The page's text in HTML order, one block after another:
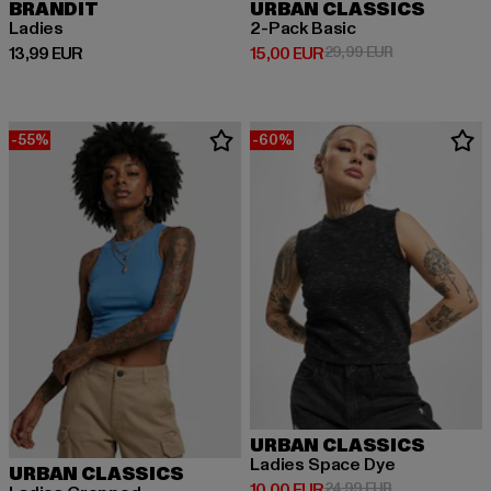
BRANDIT
Ladies
13,99 EUR
Derzeitiger Preis: 13,99 EUR
URBAN CLASSICS
2-Pack Basic
15,00 EUR
Derzeitiger Preis: 15,00 EUR
29,99 EURAktionspreis:
-55%
URBAN CLASSICS
-60%
URBAN CLASSICS
Ladies Space Dye